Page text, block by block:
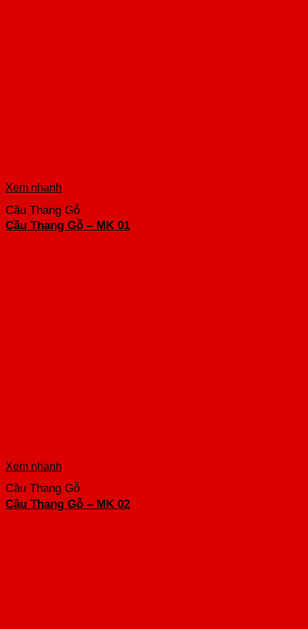
Xem nhanh
Cầu Thang Gỗ
Cầu Thang Gỗ – MK 01
Xem nhanh
Cầu Thang Gỗ
Cầu Thang Gỗ – MK 02